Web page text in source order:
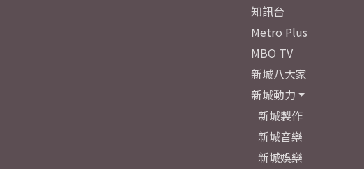
知訊台
Metro Plus
MBO TV
新城八大家
新城動力
新城製作
新城音樂
新城娛樂